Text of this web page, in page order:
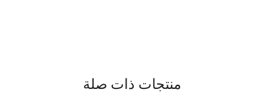
منتجات ذات صلة